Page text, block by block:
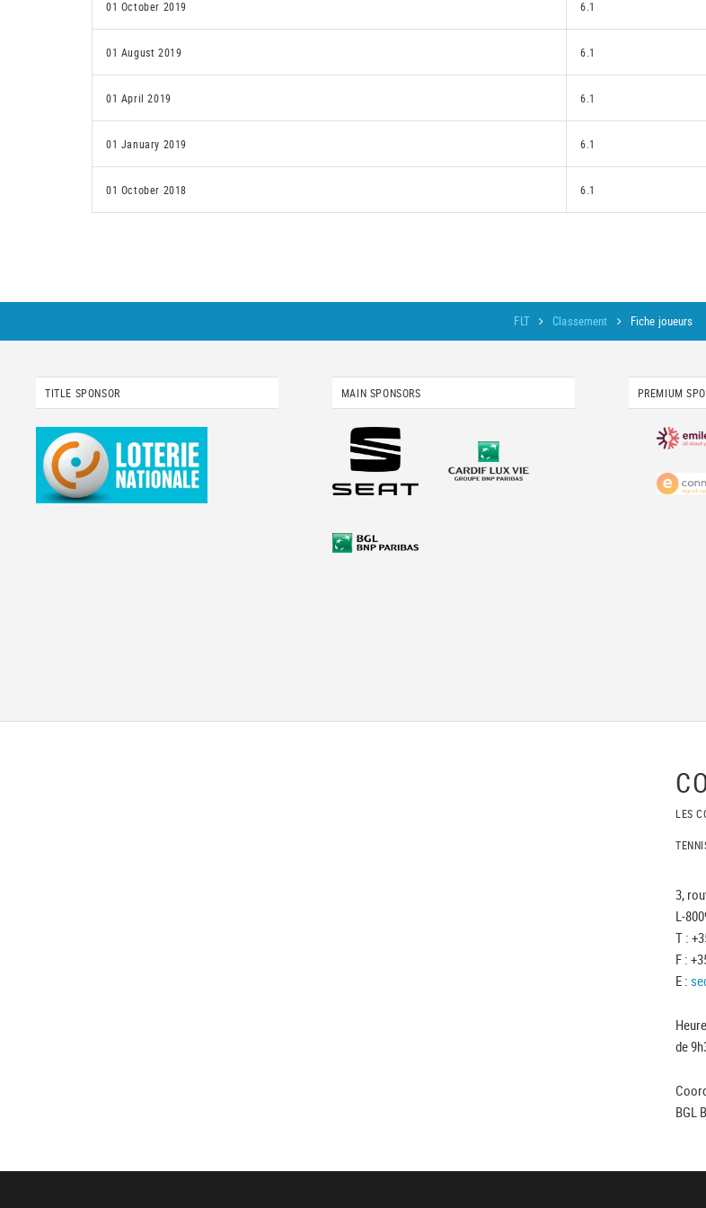
01 October 2019 6.1
01 August 2019 6.1
01 April 2019 6.1
01 January 2019 6.1
01 October 2018 6.1
FLT Classement Fiche joueurs
TITLE SPONSOR MAIN SPONSORS PREMIUM
LES
3,
L-
T :
F :
E :
de
BGL